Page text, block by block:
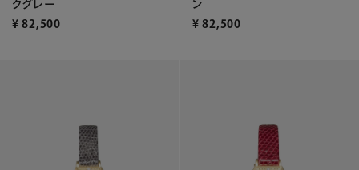
クグレー
¥ 82,500
ン
¥ 82,500